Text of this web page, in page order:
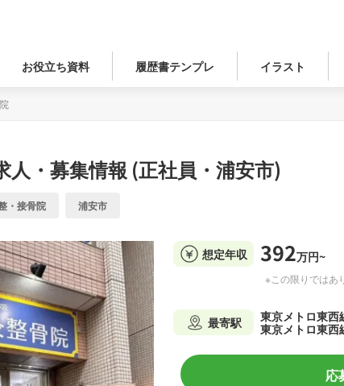
お役立ち資料 履歴書テンプレ イラスト
人・募集情報 (正社員・浦安市)
・接骨院 浦安市
想定年収 392万円~
※この限りではあ
最寄駅
東京メトロ東西
東京メトロ東西
応